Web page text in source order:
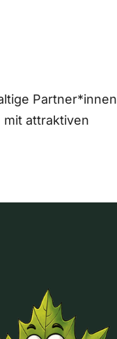
Partner*innen
mit attraktiven